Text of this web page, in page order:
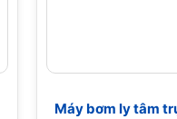
Máy bơm ly tâm